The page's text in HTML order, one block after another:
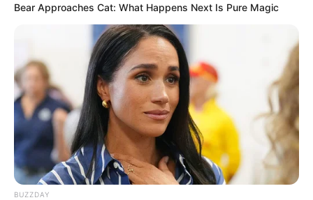
Bear Approaches Cat: What Happens Next Is Pure Magic
BUZZDAY